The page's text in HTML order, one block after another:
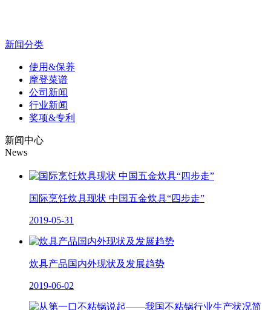
新闻分类
使用&保养
摩登菜谱
公司新闻
行业新闻
奖项&专利
新闻中心
News
国际烹饪炊具现状 中国五金炊具“四步走”
2019-05-31
炊具产品国内外现状及发展趋势
2019-06-02